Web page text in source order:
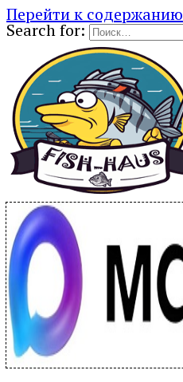
Перейти к содержанию
Search for: